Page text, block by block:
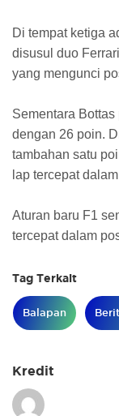
Di tempat ketiga
disusul duo
yang mengunci
Sementara
dengan 26 poin.
tambahan satu
lap tercepat
Aturan baru F1
tercepat dalam
Tag Terkait
Balapan
Kredit